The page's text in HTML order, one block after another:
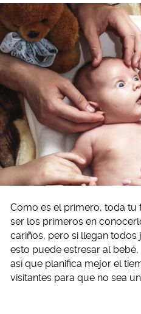
Como es el primero, toda tu
ser los primeros en
cariños, pero si llegan
esto puede estresar al
así que planifica mejor el
visitantes para que no sea